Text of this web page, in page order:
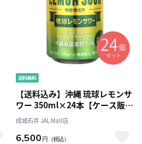
【送料込み】沖縄 琉球レモンサ
ワー 350ml×24本【ケース販
売】
成城石井 JAL Mall店
6,500 円 （税込）